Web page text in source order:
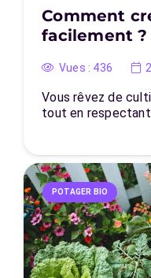
Comment
facilement ?
Vues : 436
Vous rêvez de
tout en respectant
POTAGER BIO